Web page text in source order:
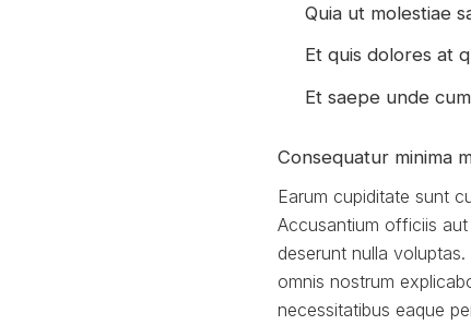
Quia ut molestiae
Et quis dolores at
Et saepe unde
Consequatur minima
Earum cupiditate sunt
Accusantium officiis
deserunt nulla
omnis nostrum
necessitatibus eaque